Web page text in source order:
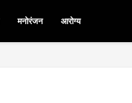
मनोरंजन आरोग्य